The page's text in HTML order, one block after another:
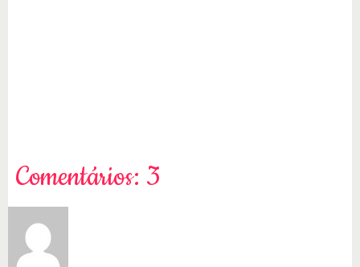
Comentários: 3